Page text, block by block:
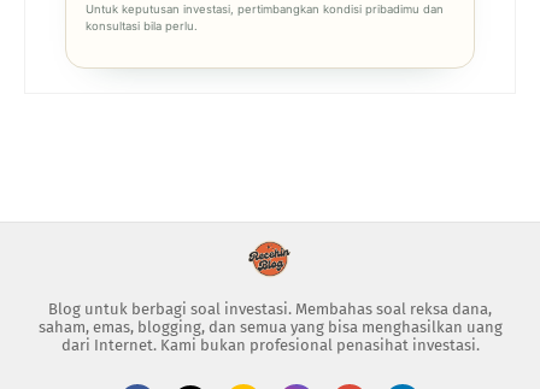
Untuk keputusan investasi, pertimbangkan kondisi pribadimu dan
konsultasi bila perlu.
Blog untuk berbagi soal investasi. Membahas soal reksa dana,
saham, emas, blogging, dan semua yang bisa menghasilkan uang
dari Internet. Kami bukan profesional penasihat investasi.